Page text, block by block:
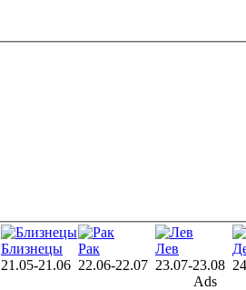
Близнецы
21.05-21.06
Рак
22.06-22.07
Лев
23.07-23.08
Ads